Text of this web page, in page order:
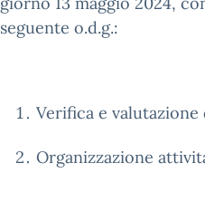
seguente o.d.g.:
Verifica e
Organizzazione